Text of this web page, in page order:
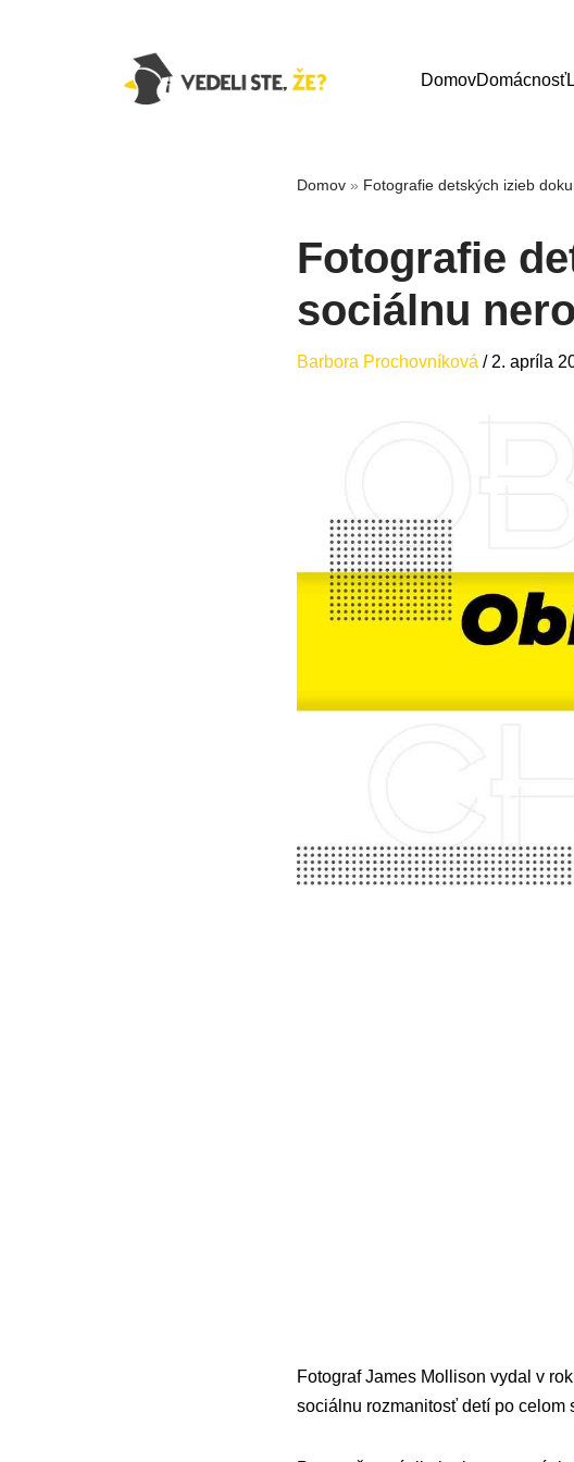
DomovDomácnosť
Domov » Fotografie detských izieb
Fotografie
sociálnu
Barbora Prochovníková / 2. apríla
Fotograf James Mollison vydal v
sociálnu rozmanitosť detí po celom